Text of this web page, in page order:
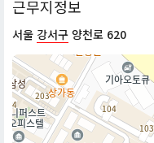
근무지정보
서울 강서구 양천로 620